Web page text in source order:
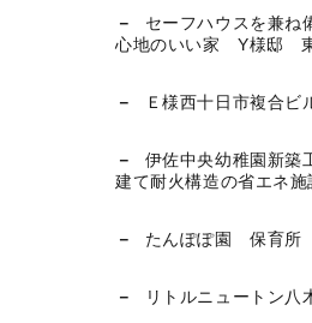
セーフハウスを兼ね
心地のいい家 Y様邸
Ｅ様西十日市複合ビ
伊佐中央幼稚園新築
建て耐火構造の省エネ施
たんぽぽ園 保育所
リトルニュートン八